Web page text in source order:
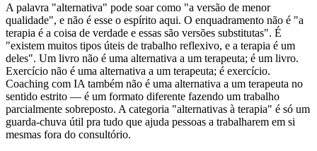
A palavra "alternativa" pode soar como "a versão de menor
qualidade", e não é esse o espírito aqui. O enquadramento não é "a
terapia é a coisa de verdade e essas são versões substitutas". É
"existem muitos tipos úteis de trabalho reflexivo, e a terapia é um
deles". Um livro não é uma alternativa a um terapeuta; é um livro.
Exercício não é uma alternativa a um terapeuta; é exercício.
Coaching com IA também não é uma alternativa a um terapeuta no
sentido estrito — é um formato diferente fazendo um trabalho
parcialmente sobreposto. A categoria "alternativas à terapia" é só um
guarda-chuva útil pra tudo que ajuda pessoas a trabalharem em si
mesmas fora do consultório.